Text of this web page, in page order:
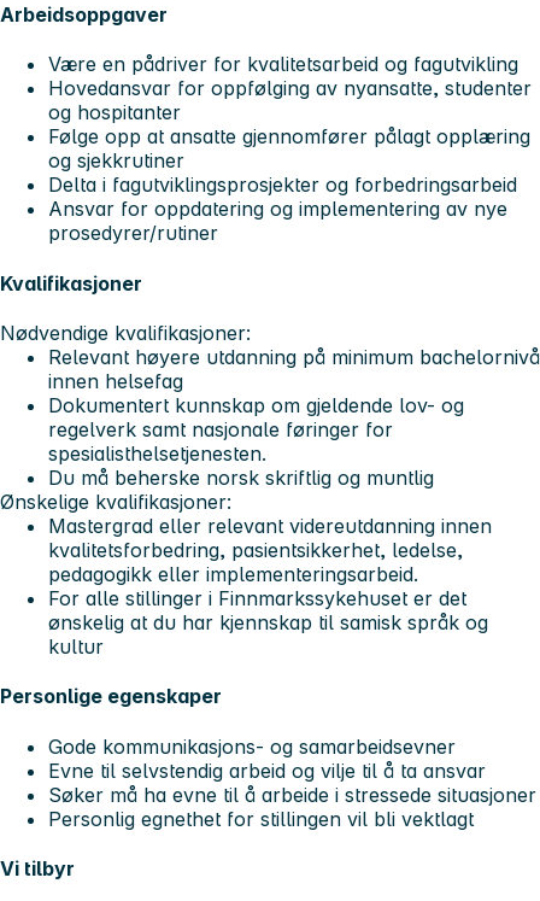
Arbeidsoppgaver
Være en pådriver for kvalitetsarbeid og fagutvikling
Hovedansvar for oppfølging av nyansatte, studenter
og hospitanter
Følge opp at ansatte gjennomfører pålagt opplæring
og sjekkrutiner
Delta i fagutviklingsprosjekter og forbedringsarbeid
Ansvar for oppdatering og implementering av nye
prosedyrer/rutiner
Kvalifikasjoner
Nødvendige kvalifikasjoner:
Relevant høyere utdanning på minimum bachelornivå
innen helsefag
Dokumentert kunnskap om gjeldende lov- og
regelverk samt nasjonale føringer for
spesialisthelsetjenesten.
Du må beherske norsk skriftlig og muntlig
Ønskelige kvalifikasjoner:
Mastergrad eller relevant videreutdanning innen
kvalitetsforbedring, pasientsikkerhet, ledelse,
pedagogikk eller implementeringsarbeid.
For alle stillinger i Finnmarkssykehuset er det
ønskelig at du har kjennskap til samisk språk og
kultur
Personlige egenskaper
Gode kommunikasjons- og samarbeidsevner
Evne til selvstendig arbeid og vilje til å ta ansvar
Søker må ha evne til å arbeide i stressede situasjoner
Personlig egnethet for stillingen vil bli vektlagt
Vi tilbyr